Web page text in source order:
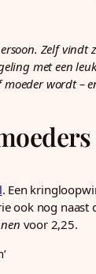
Zelf
met een
wordt –
. Een
ook nog
voor 2,25.